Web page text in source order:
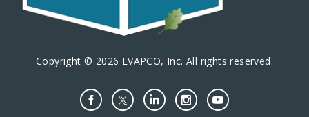
Copyright © 2026 EVAPCO, Inc. All rights reserved.